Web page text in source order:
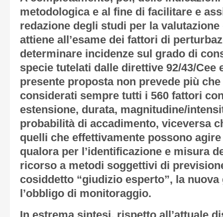
metodologica e al fine di facilitare e
redazione degli studi per la
attiene all’esame dei fattori di
determinare incidenze sul grado di
specie tutelati dalle direttive 92/43/Cee
presente proposta non prevede più
considerati sempre tutti i 560 fattori
estensione, durata, magnitudine/
probabilità di accadimento, viceversa
quelli che effettivamente possono
qualora per l’identificazione e misura
ricorso a metodi soggettivi di
cosiddetto “giudizio esperto”, la
l’obbligo di monitoraggio.